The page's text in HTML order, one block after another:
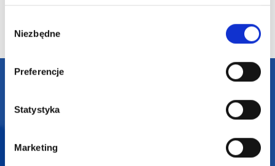
zgody
Niezbędne
Preferencje
Statystyka
Marketing
Darmowa dostawa
Darmowa wizualizacja